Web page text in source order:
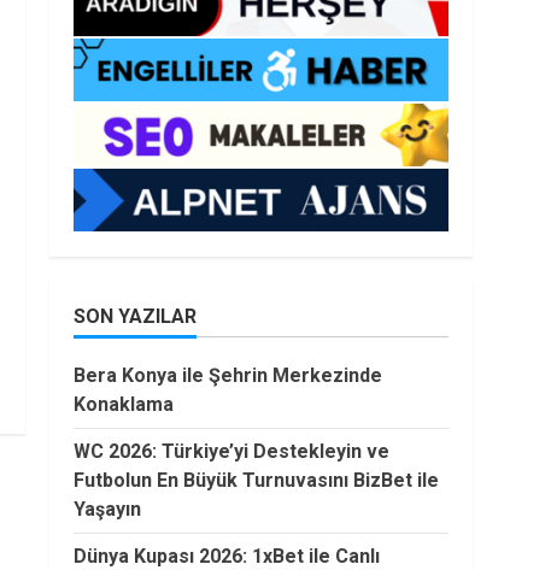
SON YAZILAR
Bera Konya ile Şehrin Merkezinde
Konaklama
WC 2026: Türkiye’yi Destekleyin ve
Futbolun En Büyük Turnuvasını BizBet ile
Yaşayın
Dünya Kupası 2026: 1xBet ile Canlı